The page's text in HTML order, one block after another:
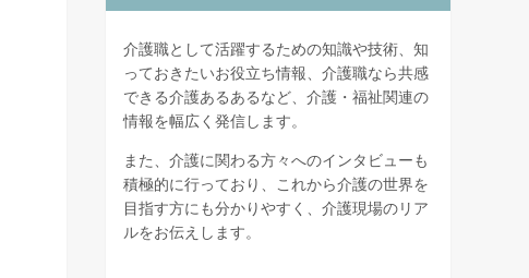
介護職として活躍するための知識や技術、知
っておきたいお役立ち情報、介護職なら共感
できる介護あるあるなど、介護・福祉関連の
情報を幅広く発信します。
また、介護に関わる方々へのインタビューも
積極的に行っており、これから介護の世界を
目指す方にも分かりやすく、介護現場のリア
ルをお伝えします。